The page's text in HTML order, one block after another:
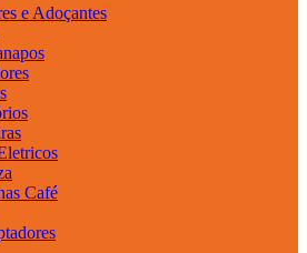
e Adoçantes
Café